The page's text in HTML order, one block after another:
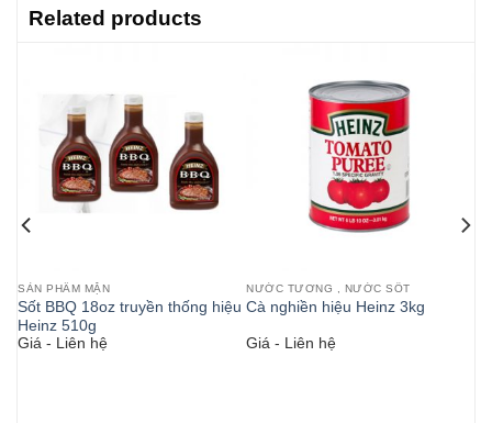
Related products
SẢN PHẨM MẶN
Sốt BBQ 18oz truyền thống hiệu
Heinz 510g
Giá - Liên hệ
NƯỚC TƯƠNG , NƯỚC SỐT
Cà nghiền hiệu Heinz 3kg
Giá - Liên hệ